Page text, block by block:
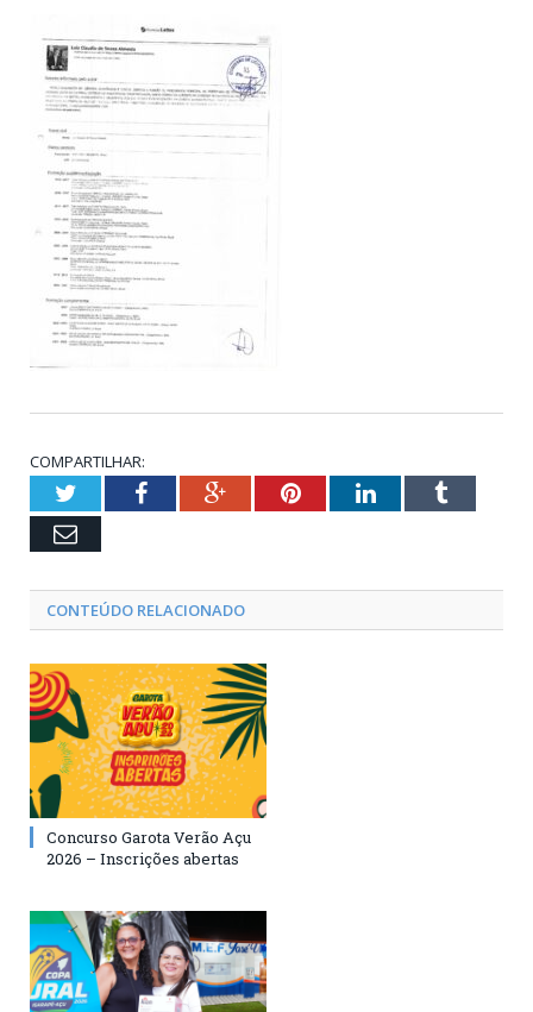
COMPARTILHAR:
TwitterFacebookGoogle+PinterestLinkedInTumblr
Email
CONTEÚDO RELACIONADO
Concurso Garota Verão Açu
2026 – Inscrições abertas